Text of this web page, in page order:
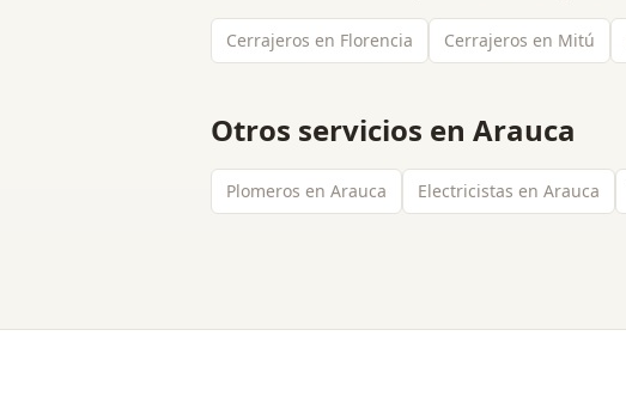
Cerrajeros en Florencia Cerrajeros en Mitú
Otros servicios en Arauca
Plomeros en Arauca Electricistas en Arauca